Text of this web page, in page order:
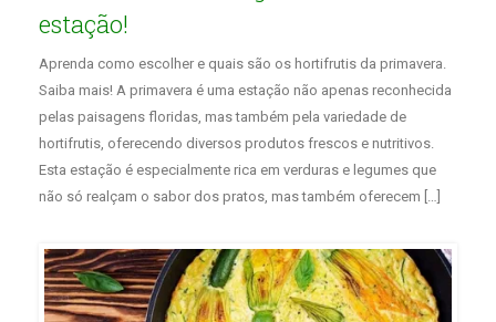
estação!
Aprenda como escolher e quais são os hortifrutis da primavera.
Saiba mais! A primavera é uma estação não apenas reconhecida
pelas paisagens floridas, mas também pela variedade de
hortifrutis, oferecendo diversos produtos frescos e nutritivos.
Esta estação é especialmente rica em verduras e legumes que
não só realçam o sabor dos pratos, mas também oferecem […]